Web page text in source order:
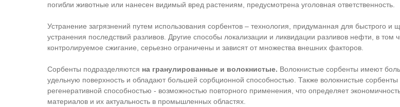
погибли животные или нанесен видимый вред растениям, предусмотрена уголовная ответственность.
Устранение загрязнений путем использования сорбентов – технология, придуманная для быстрого и
устранения последствий разливов. Другие способы локализации и ликвидации разливов нефти, в том
контролируемое сжигание, серьезно ограничены и зависят от множества внешних факторов.
Сорбенты подразделяются на гранулированные и волокнистые. Волокнистые сорбенты имеют
удельную поверхность и обладают большей сорбционной способностью. Также волокнистые
регенеративной способностью - возможностью повторного применения, что определяет
материалов и их актуальность в промышленных областях.